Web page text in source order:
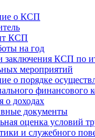
о КСП
КСП
на год
заключения КСП по
мероприятий
о порядке
финансового
о доходах
документы
оценка условий
и служебного